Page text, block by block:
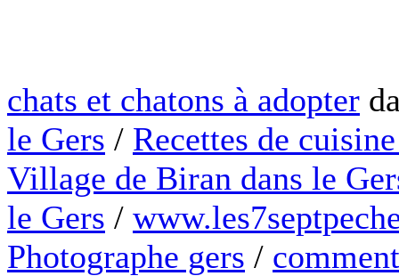
chats et chatons à adopter
le Gers / Recettes de
Village de Biran dans le
le Gers /
Photographe gers /